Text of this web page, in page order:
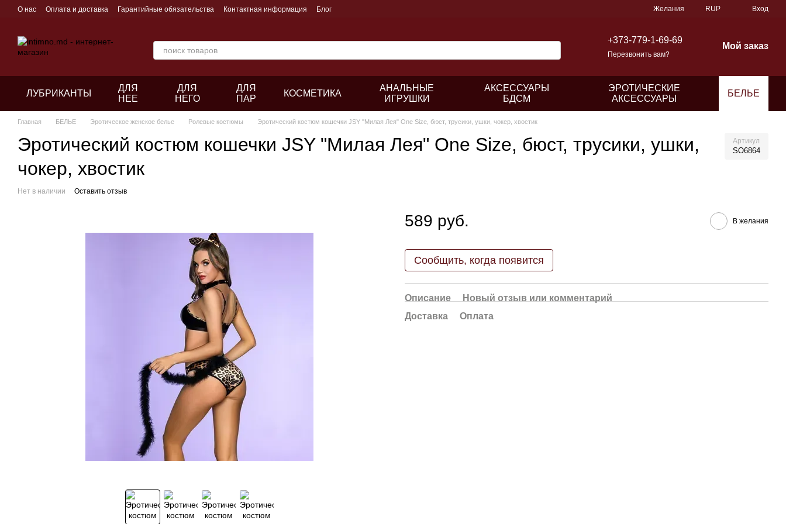
Перейти к основному контенту
О нас Оплата и доставка Гарантийные обязательства Контактная информация Блог Желания RUP Вход
+373-779-1-69-69
Перезвонить вам?
Мой заказ
ЛУБРИКАНТЫ
ДЛЯ
НЕЕ
ДЛЯ
НЕГО
ДЛЯ
ПАР
КОСМЕТИКА
АНАЛЬНЫЕ
ИГРУШКИ
АКСЕССУАРЫ
БДСМ
ЭРОТИЧЕСКИЕ
АКСЕССУАРЫ
БЕЛЬЕ
Главная БЕЛЬЕ Эротическое женское белье Ролевые костюмы Эротический костюм кошечки JSY "Милая Лея" One Size, бюст, трусики, ушки, чокер, хвостик
Эротический костюм кошечки JSY "Милая Лея" One Size, бюст, трусики, ушки,
чокер, хвостик
Артикул
SO6864
Нет в наличии Оставить отзыв
589 руб. В желания
Сообщить, когда появится
Описание
Новый отзыв или комментарий
Доставка
Оплата